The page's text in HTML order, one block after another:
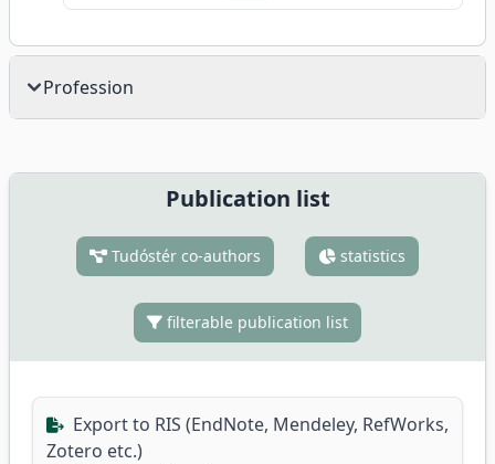
Profession
Publication list
Tudóstér co-authors statistics
filterable publication list
Export to RIS (EndNote, Mendeley, RefWorks,
Zotero etc.)